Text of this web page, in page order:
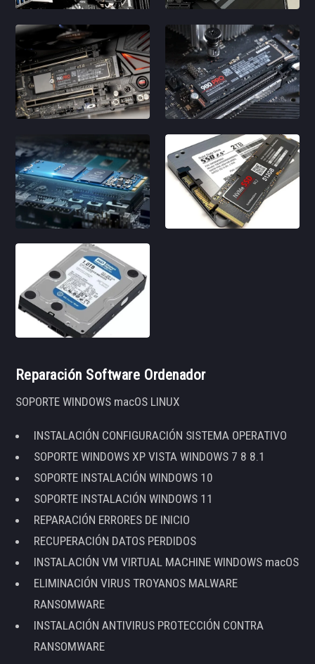
Reparación Software Ordenador
SOPORTE WINDOWS macOS LINUX
INSTALACIÓN CONFIGURACIÓN SISTEMA OPERATIVO
SOPORTE WINDOWS XP VISTA WINDOWS 7 8 8.1
SOPORTE INSTALACIÓN WINDOWS 10
SOPORTE INSTALACIÓN WINDOWS 11
REPARACIÓN ERRORES DE INICIO
RECUPERACIÓN DATOS PERDIDOS
INSTALACIÓN VM VIRTUAL MACHINE WINDOWS macOS
ELIMINACIÓN VIRUS TROYANOS MALWARE
RANSOMWARE
INSTALACIÓN ANTIVIRUS PROTECCIÓN CONTRA
RANSOMWARE